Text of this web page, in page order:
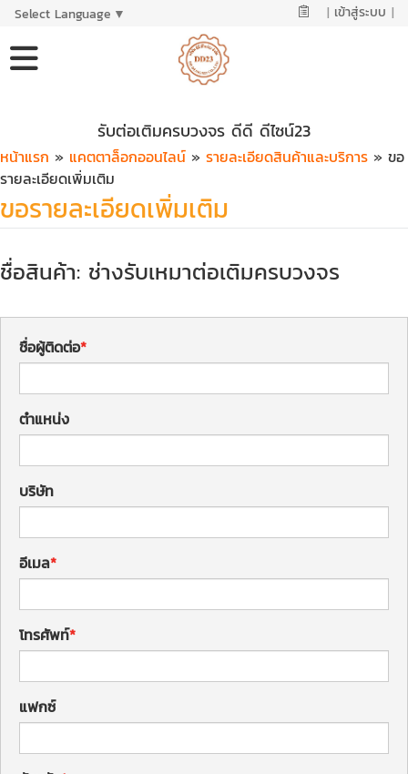
Select Language ▼ | เข้าสู่ระบบ |
รับต่อเติมครบวงจร ดีดี ดีไซน์23
หน้าแรก » แคตตาล็อกออนไลน์ » รายละเอียดสินค้าและบริการ » ขอ
รายละเอียดเพิ่มเติม
ขอรายละเอียดเพิ่มเติม
ชื่อสินค้า: ช่างรับเหมาต่อเติมครบวงจร
ชื่อผู้ติดต่อ
ตำแหน่ง
บริษัท
อีเมล
โทรศัพท์
แฟกซ์